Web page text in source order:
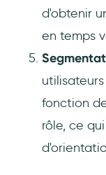
d'obtenir
en temps
fonction
rôle, ce